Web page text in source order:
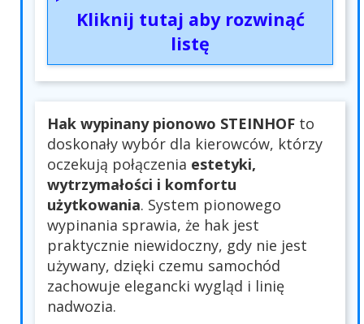
Kliknij tutaj aby rozwinąć
listę
Hak wypinany pionowo STEINHOF to
doskonały wybór dla kierowców, którzy
oczekują połączenia estetyki,
wytrzymałości i komfortu
użytkowania. System pionowego
wypinania sprawia, że hak jest
praktycznie niewidoczny, gdy nie jest
używany, dzięki czemu samochód
zachowuje elegancki wygląd i linię
nadwozia.